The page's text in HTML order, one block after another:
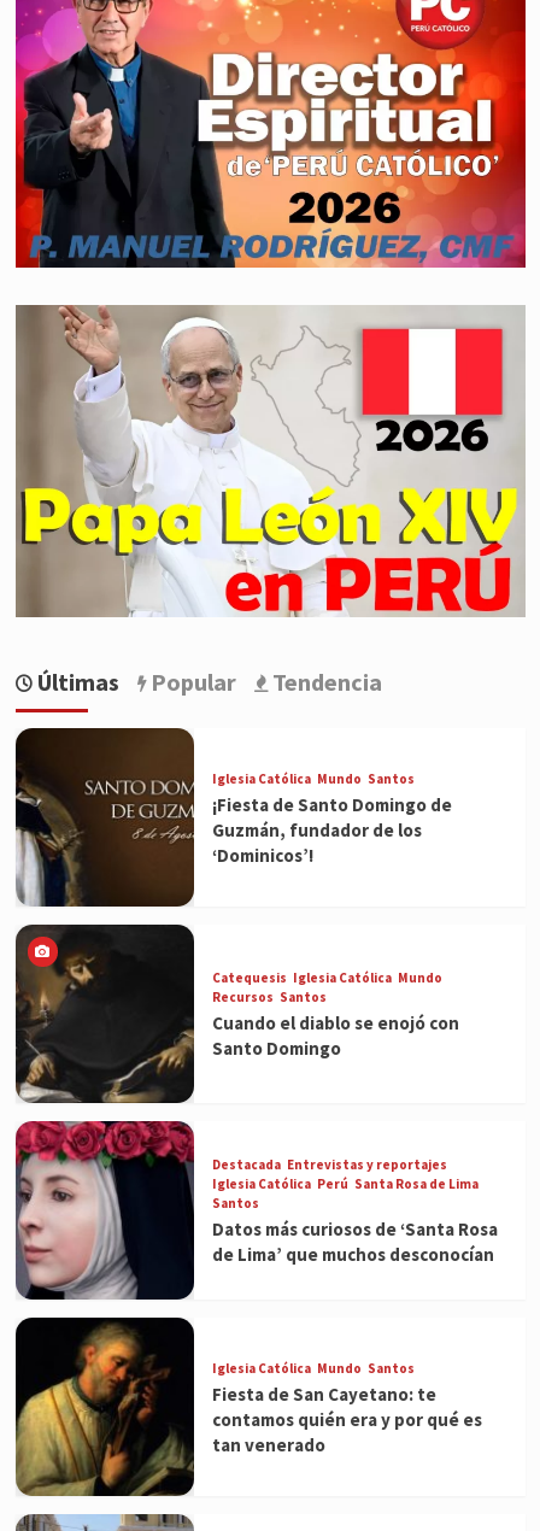
Últimas Popular Tendencia
Iglesia Católica Mundo Santos
¡Fiesta de Santo Domingo de
Guzmán, fundador de los
‘Dominicos’!
Catequesis Iglesia Católica Mundo
Recursos Santos
Cuando el diablo se enojó con
Santo Domingo
Destacada Entrevistas y reportajes
Iglesia Católica Perú Santa Rosa de Lima
Santos
Datos más curiosos de ‘Santa Rosa
de Lima’ que muchos desconocían
Iglesia Católica Mundo Santos
Fiesta de San Cayetano: te
contamos quién era y por qué es
tan venerado